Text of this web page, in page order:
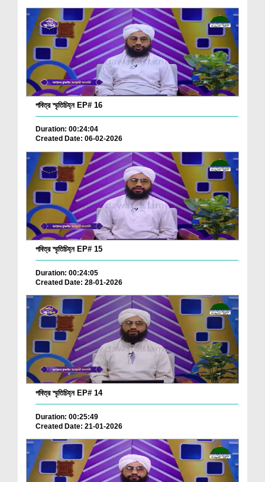
পবিত্র স্মৃতিচিহ্ন EP# 16
Duration: 00:24:04
Created Date: 06-02-2026
পবিত্র স্মৃতিচিহ্ন EP# 15
Duration: 00:24:05
Created Date: 28-01-2026
পবিত্র স্মৃতিচিহ্ন EP# 14
Duration: 00:25:49
Created Date: 21-01-2026